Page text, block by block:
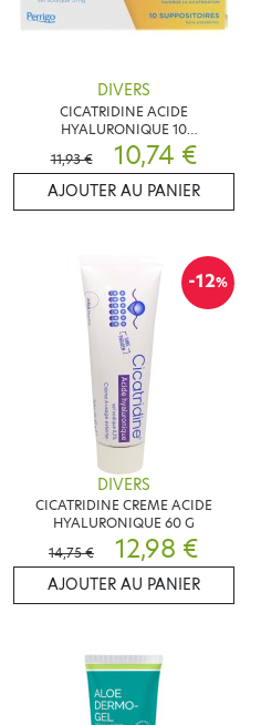
DIVERS
CICATRIDINE ACIDE
HYALURONIQUE 10
SUPPOSITOIRES
11,93 € 10,74 €
AJOUTER AU PANIER
-12%
DIVERS
CICATRIDINE CREME ACIDE
HYALURONIQUE 60 G
14,75 €
12,98 €
AJOUTER AU PANIER